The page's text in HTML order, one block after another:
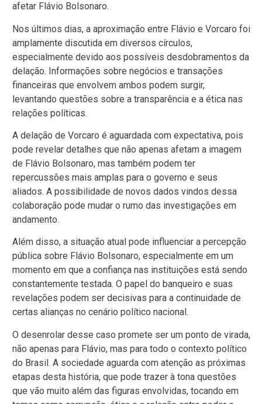
afetar Flávio Bolsonaro.
Nos últimos dias, a aproximação entre Flávio e Vorcaro foi
amplamente discutida em diversos círculos,
especialmente devido aos possíveis desdobramentos da
delação. Informações sobre negócios e transações
financeiras que envolvem ambos podem surgir,
levantando questões sobre a transparência e a ética nas
relações políticas.
A delação de Vorcaro é aguardada com expectativa, pois
pode revelar detalhes que não apenas afetam a imagem
de Flávio Bolsonaro, mas também podem ter
repercussões mais amplas para o governo e seus
aliados. A possibilidade de novos dados vindos dessa
colaboração pode mudar o rumo das investigações em
andamento.
Além disso, a situação atual pode influenciar a percepção
pública sobre Flávio Bolsonaro, especialmente em um
momento em que a confiança nas instituições está sendo
constantemente testada. O papel do banqueiro e suas
revelações podem ser decisivas para a continuidade de
certas alianças no cenário político nacional.
O desenrolar desse caso promete ser um ponto de virada,
não apenas para Flávio, mas para todo o contexto político
do Brasil. A sociedade aguarda com atenção as próximas
etapas desta história, que pode trazer à tona questões
que vão muito além das figuras envolvidas, tocando em